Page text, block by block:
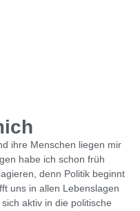
ihre Menschen liegen mir
habe ich schon früh
denn Politik beginnt
uns in allen Lebenslagen
aktiv in die politische